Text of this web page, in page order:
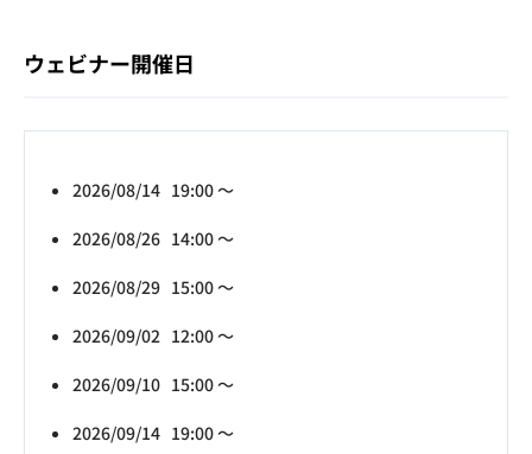
ウェビナー開催日
2026/08/14 19:00 ～
2026/08/26 14:00 ～
2026/08/29 15:00 ～
2026/09/02 12:00 ～
2026/09/10 15:00 ～
2026/09/14 19:00 ～